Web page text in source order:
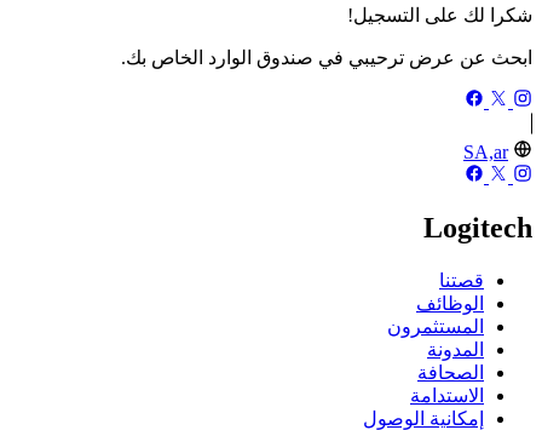
شكرا لك على التسجيل!
ابحث عن عرض ترحيبي في صندوق الوارد الخاص بك.
SA,ar
Logitech
قصتنا
الوظائف
المستثمرون
المدونة
الصحافة
الاستدامة
إمكانية الوصول